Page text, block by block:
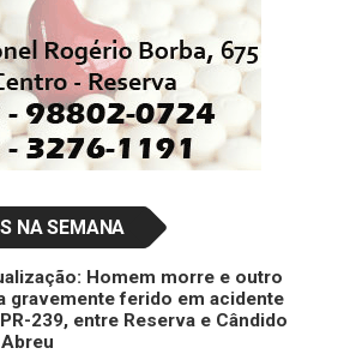
NA SEMANA
Homem morre e outro
gravemente ferido em acidente
239, entre Reserva e Cândido